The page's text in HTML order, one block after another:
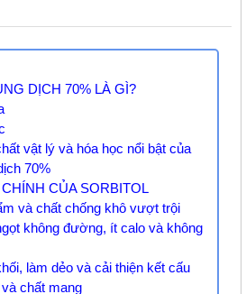
DỊCH 70% LÀ GÌ?
vật lý và hóa học nổi bật của
70%
CỦA SORBITOL
và chất chống khô vượt trội
không đường, ít calo và không
làm dẻo và cải thiện kết cấu
chất mang